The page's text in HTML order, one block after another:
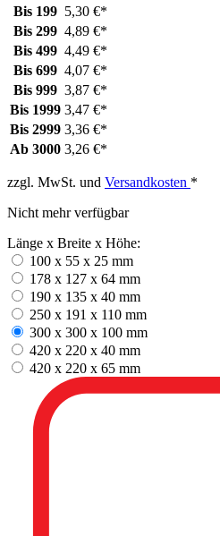
Bis 199 5,30 €*
Bis 299 4,89 €*
Bis 499 4,49 €*
Bis 699 4,07 €*
Bis 999 3,87 €*
Bis 1999 3,47 €*
Bis 2999 3,36 €*
Ab 3000 3,26 €*
zzgl. MwSt. und Versandkosten *
Nicht mehr verfügbar
Länge x Breite x Höhe:
100 x 55 x 25 mm
178 x 127 x 64 mm
190 x 135 x 40 mm
250 x 191 x 110 mm
300 x 300 x 100 mm
420 x 220 x 40 mm
420 x 220 x 65 mm